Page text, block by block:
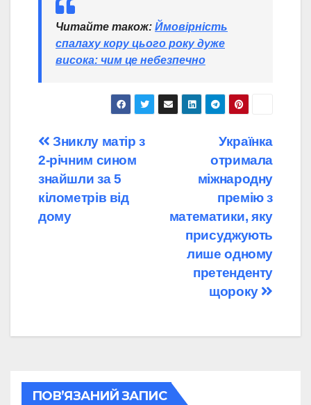
Читайте також: Ймовірність
спалаху кору цього року дуже
висока: чим це небезпечно
Навігація
записів
Українка
отримала
міжнародну
премію з
математики, яку
присуджують
лише одному
претенденту
щороку
Зниклу матір з
2-річним сином
знайшли за 5
кілометрів від
дому
ПОВ’ЯЗАНИЙ ЗАПИС